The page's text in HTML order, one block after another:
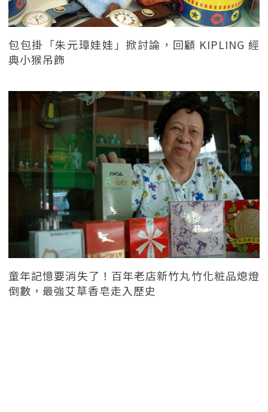
包包掛「朱元璋娃娃」掀討論，回顧 KIPLING 經
典小猴吊飾
童年記憶要消失了！百年老店新竹丸竹化粧品熄燈
倒數，最強艾草香皂走入歷史